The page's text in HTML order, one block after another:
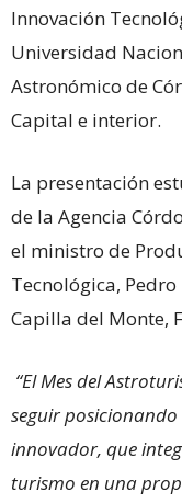
Innovación
Universidad
Astronómico de
Capital e interior.
La presentación
de la Agencia
el ministro de
Tecnológica,
Capilla del Monte,
“El Mes del
seguir
innovador, que
turismo en una